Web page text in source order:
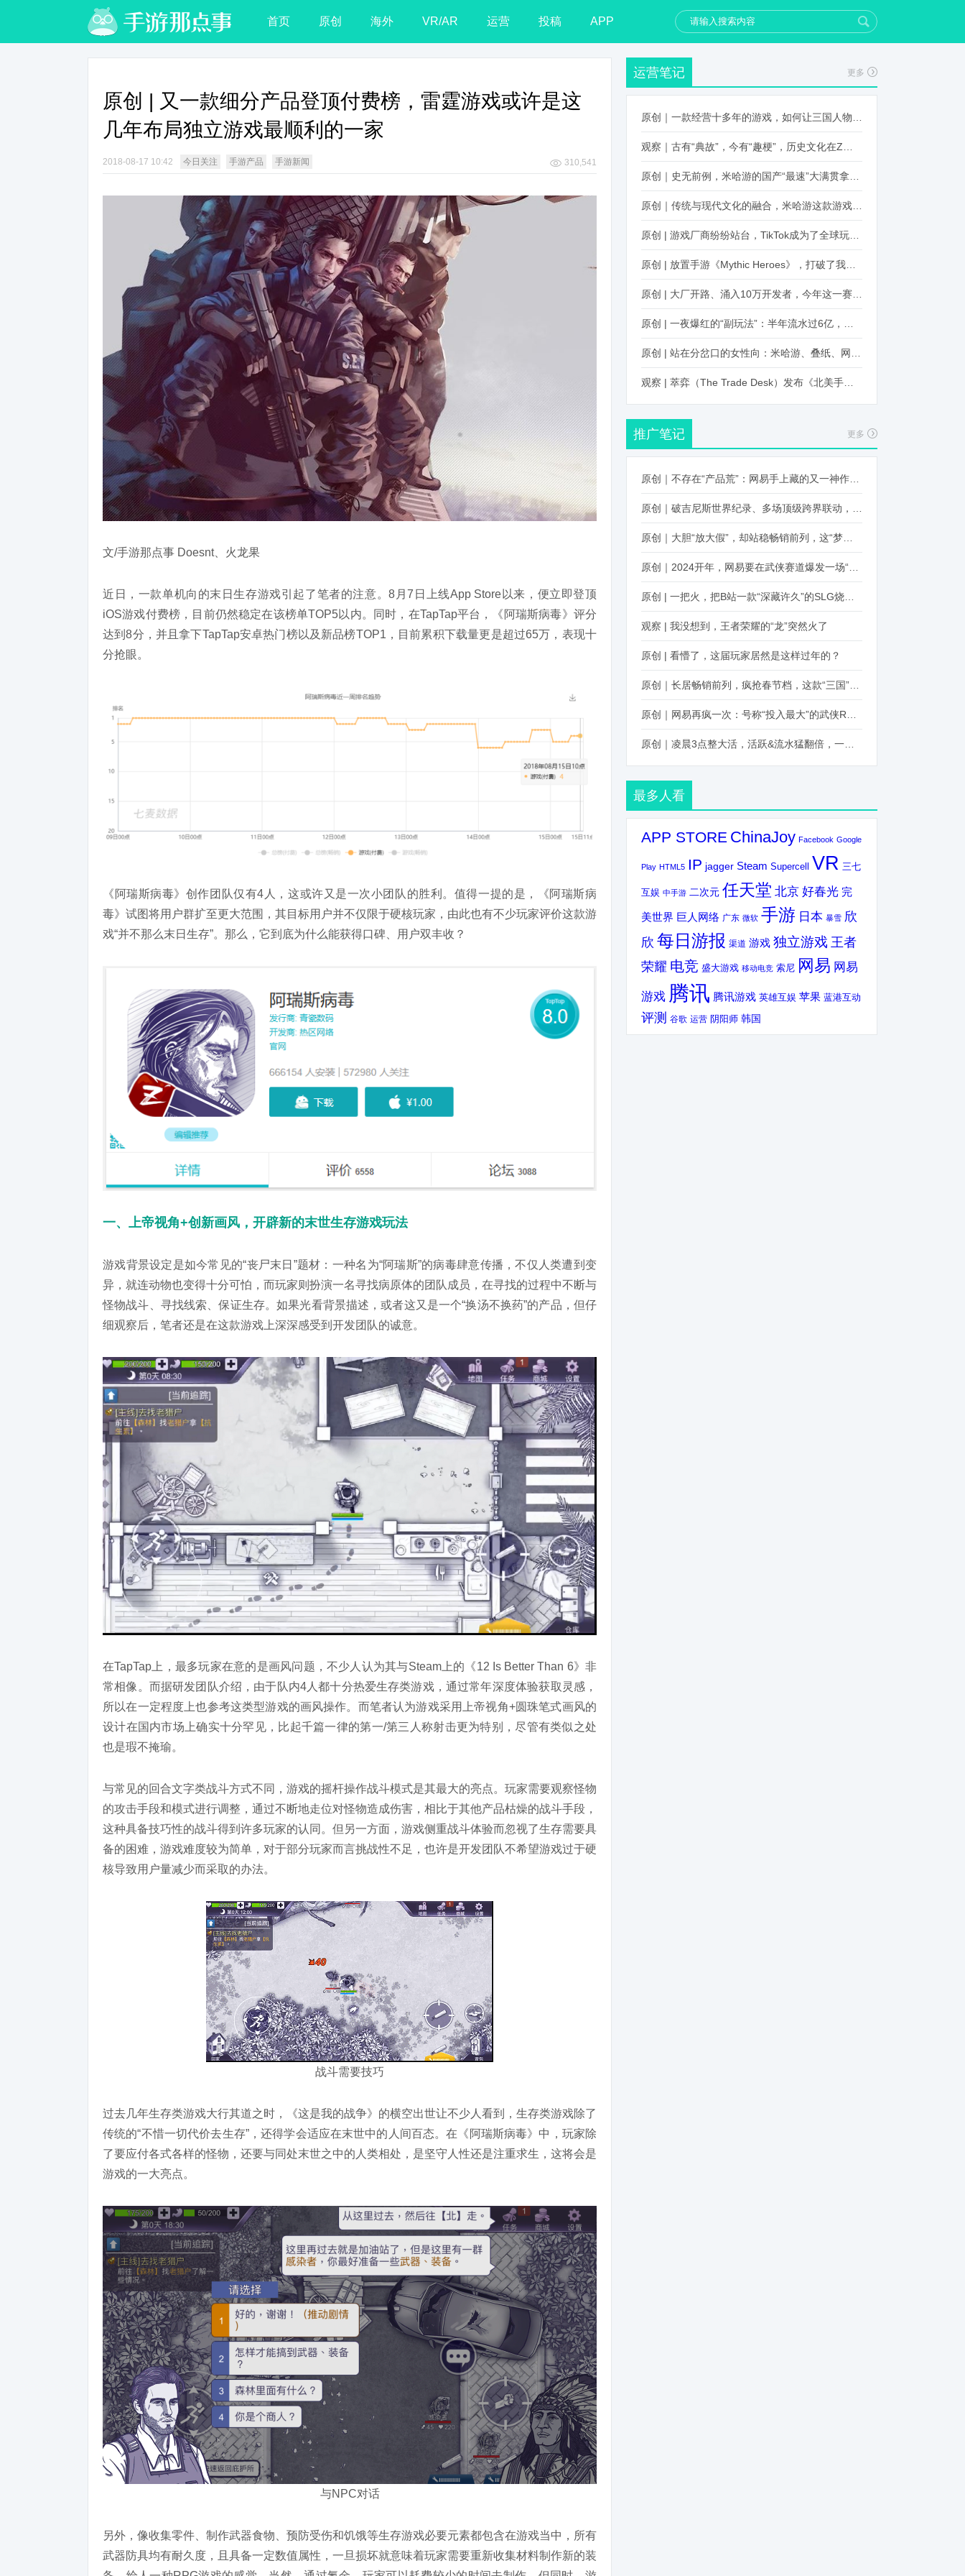
首页 原创 海外 VR/AR 运营 投稿 APP
原创 | 又一款细分产品登顶付费榜，雷霆游戏或许是这
几年布局独立游戏最顺利的一家
2018-08-17 10:42 今日关注 手游产品 手游新闻 310,541
文/手游那点事 Doesnt、火龙果
近日，一款单机向的末日生存游戏引起了笔者的注意。8月7日上线App Store以来，便立即登顶
iOS游戏付费榜，目前仍然稳定在该榜单TOP5以内。同时，在TapTap平台，《阿瑞斯病毒》评分
达到8分，并且拿下TapTap安卓热门榜以及新品榜TOP1，目前累积下载量更是超过65万，表现十
分抢眼。
《阿瑞斯病毒》创作团队仅有4人，这或许又是一次小团队的胜利。值得一提的是，《阿瑞斯病
毒》试图将用户群扩至更大范围，其目标用户并不仅限于硬核玩家，由此也有不少玩家评价这款游
戏“并不那么末日生存”。那么，它到底为什么能获得口碑、用户双丰收？
一、上帝视角+创新画风，开辟新的末世生存游戏玩法
游戏背景设定是如今常见的“丧尸末日”题材：一种名为“阿瑞斯”的病毒肆意传播，不仅人类遭到变
异，就连动物也变得十分可怕，而玩家则扮演一名寻找病原体的团队成员，在寻找的过程中不断与
怪物战斗、寻找线索、保证生存。如果光看背景描述，或者这又是一个“换汤不换药”的产品，但仔
细观察后，笔者还是在这款游戏上深深感受到开发团队的诚意。
在TapTap上，最多玩家在意的是画风问题，不少人认为其与Steam上的《12 Is Better Than 6》非
常相像。而据研发团队介绍，由于队内4人都十分热爱生存类游戏，通过常年深度体验获取灵感，
所以在一定程度上也参考这类型游戏的画风操作。而笔者认为游戏采用上帝视角+圆珠笔式画风的
设计在国内市场上确实十分罕见，比起千篇一律的第一/第三人称射击更为特别，尽管有类似之处
也是瑕不掩瑜。
与常见的回合文字类战斗方式不同，游戏的摇杆操作战斗模式是其最大的亮点。玩家需要观察怪物
的攻击手段和模式进行调整，通过不断地走位对怪物造成伤害，相比于其他产品枯燥的战斗手段，
这种具备技巧性的战斗得到许多玩家的认同。但另一方面，游戏侧重战斗体验而忽视了生存需要具
备的困难，游戏难度较为简单，对于部分玩家而言挑战性不足，也许是开发团队不希望游戏过于硬
核导致用户量减少而采取的办法。
战斗需要技巧
过去几年生存类游戏大行其道之时，《这是我的战争》的横空出世让不少人看到，生存类游戏除了
传统的“不惜一切代价去生存”，还得学会适应在末世中的人间百态。在《阿瑞斯病毒》中，玩家除
了要应付各式各样的怪物，还要与同处末世之中的人类相处，是坚守人性还是注重求生，这将会是
游戏的一大亮点。
与NPC对话
另外，像收集零件、制作武器食物、预防受伤和饥饿等生存游戏必要元素都包含在游戏当中，所有
武器防具均有耐久度，且具备一定数值属性，一旦损坏就意味着玩家需要重新收集材料制作新的装
运营笔记 更多
推广笔记 更多
观察 | 我没想到，王者荣耀的“龙”突然火了
原创 | 看懵了，这届玩家居然是这样过年的？
最多人看
APP STORE ChinaJoy Facebook Google
Play HTML5 IP jagger Steam Supercell VR 三七
互娱 中手游 二次元 任天堂 北京 好春光 完
美世界 巨人网络 广东 微软 手游 日本 暴雪 欣
欣 每日游报 渠道 游戏 独立游戏 王者
荣耀 电竞 盛大游戏 移动电竞 索尼 网易 网易
游戏 腾讯 腾讯游戏 英雄互娱 苹果 蓝港互动
评测 谷歌 运营 阴阳师 韩国